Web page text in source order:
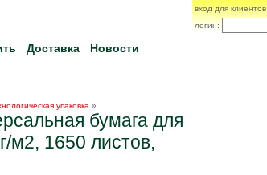
вход для клиентов
логин:
Доставка Новости
упаковка »
бумага для
м2, 1650 листов,